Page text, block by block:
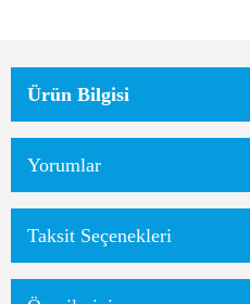
Ürün Bilgisi
Yorumlar
Taksit Seçenekleri